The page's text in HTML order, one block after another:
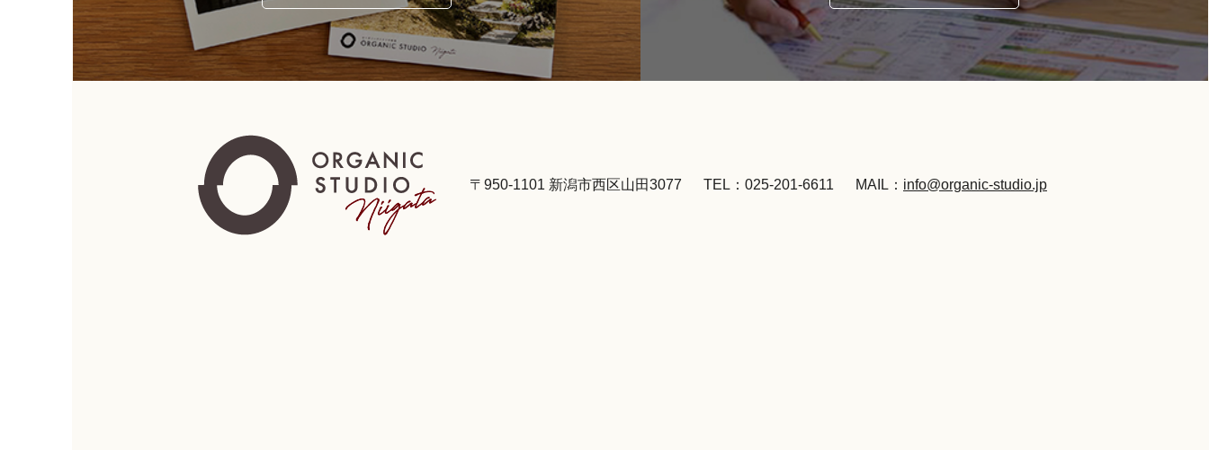
〒950-1101 新潟市西区山田3077 TEL：025-201-6611 MAIL： info@organic-studio.jp